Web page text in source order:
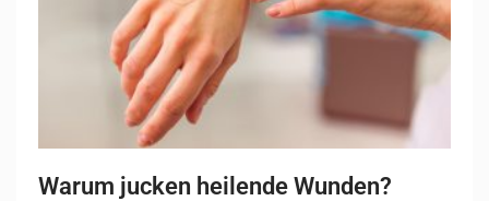
Warum jucken heilende Wunden?